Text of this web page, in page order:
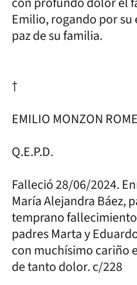
Emilio, rogando por su
paz de su familia.
†
EMILIO MONZON
Q.E.P.D.
Falleció 28/06/2024.
María Alejandra Báez,
temprano
padres Marta y
con muchísimo cariño
de tanto dolor. c/228